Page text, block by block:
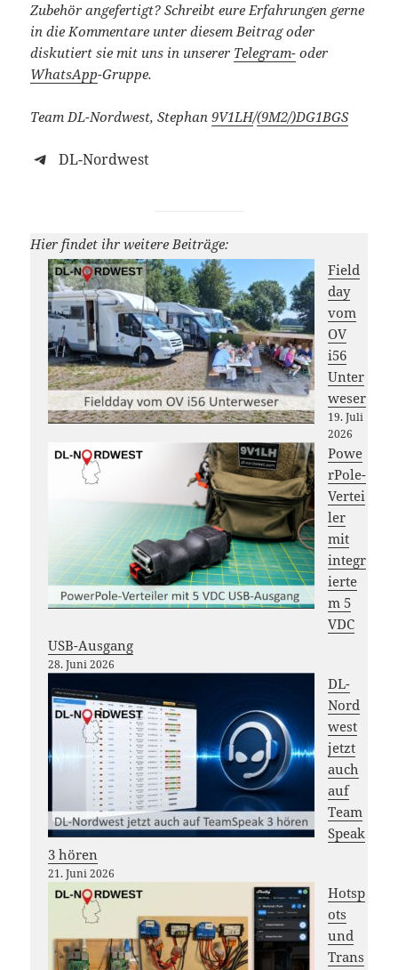
Zubehör angefertigt?Schreibt eure Erfahrungen gerne
in die Kommentare unter diesem Beitrag oder
diskutiert sie mit uns in unserer Telegram- oder
WhatsApp-Gruppe.
Team DL-Nordwest, Stephan9V1LH/(9M2/)DG1BGS
DL-Nordwest
Hier findet ihr weitere Beiträge:
Field
day
vom
OV
i56
Unter
weser
19. Juli
2026
Powe
rPole-
Vertei
ler
mit
integr
ierte
m 5
VDC
USB-Ausgang
28. Juni 2026
DL-
Nord
west
jetzt
auch
auf
Team
Speak
3 hören
21. Juni 2026
Hotsp
ots
und
Trans